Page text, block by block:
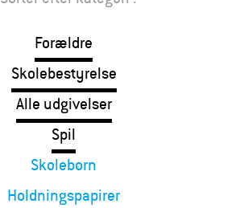
Forældre
Skolebestyrelse
Alle udgivelser
Spil
Skolebørn
Holdningspapirer